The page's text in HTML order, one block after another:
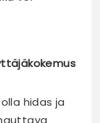
hidas ja